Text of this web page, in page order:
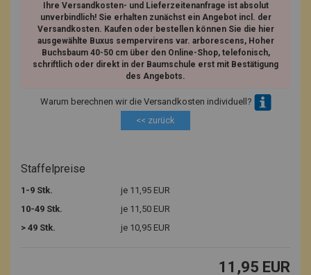
Ihre Versandkosten- und Lieferzeitenanfrage ist absolut
unverbindlich! Sie erhalten zunächst ein Angebot incl. der
Versandkosten. Kaufen oder bestellen können Sie die hier
ausgewählte Buxus sempervirens var. arborescens, Hoher
Buchsbaum 40-50 cm über den Online-Shop, telefonisch,
schriftlich oder direkt in der Baumschule erst mit Bestätigung
des Angebots.
Warum berechnen wir die Versandkosten individuell?
<< zurück
Staffelpreise
1-9 Stk.
je 11,95 EUR
10-49 Stk.
je 11,50 EUR
> 49 Stk.
je 10,95 EUR
11,95 EUR